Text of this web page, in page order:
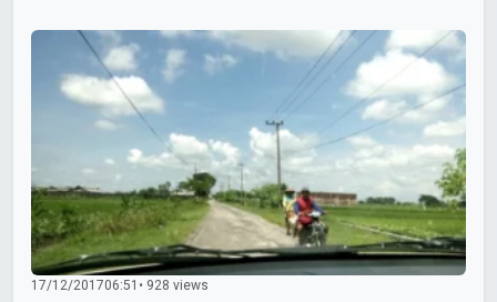
17/12/201706:51 • 928 views